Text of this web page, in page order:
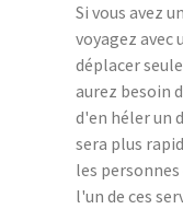
Si vous avez
voyagez avec
déplacer
aurez besoin
d'en héler un
sera plus
les
l'un de ces